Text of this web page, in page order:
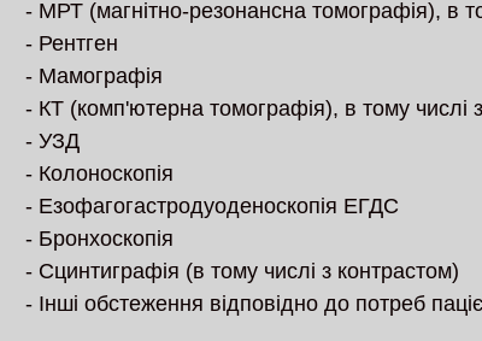
- МРТ (магнітно-резонансна томографія), в
- Рентген
- Мамографія
- КТ (комп'ютерна томографія), в тому числі
- УЗД
- Колоноскопія
- Езофагогастродуоденоскопія ЕГДС
- Бронхоскопія
- Сцинтиграфія (в тому числі з контрастом)
- Інші обстеження відповідно до потреб